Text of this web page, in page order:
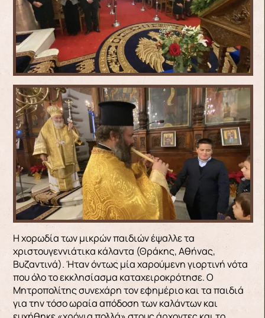
Η χορωδία των μικρών παιδιών έψαλλε τα
χριστουγεννιάτικα κάλαντα (Θράκης, Αθήνας,
Βυζαντινά). Ήταν όντως μία χαρούμενη γιορτινή νότα
που όλο το εκκλησίασμα καταχειροκρότησε. Ο
Μητροπολίτης συνεχάρη τον εφημέριο και τα παιδιά
για την τόσο ωραία απόδοση των καλάντων και